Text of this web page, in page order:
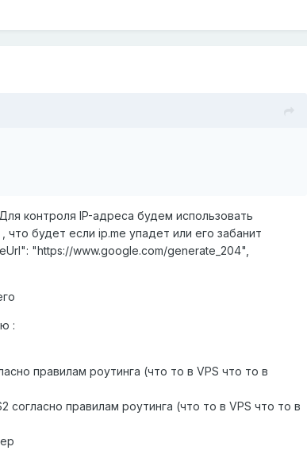
контроля IP-адреса будем использовать
будет если ip.me упадет или его забанит
"https://www.google.com/generate_204",
:
правилам роутинга (что то в VPS что то в
согласно правилам роутинга (что то в VPS что то в